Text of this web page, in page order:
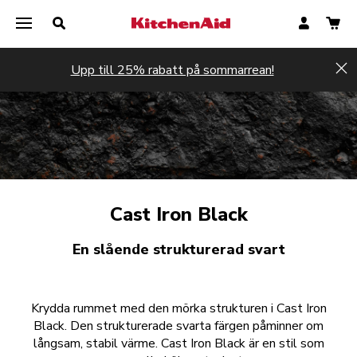
Upp till 25% rabatt på sommarrean!
Cast Iron Black
En slående strukturerad svart
Krydda rummet med den mörka strukturen i Cast Iron
Black. Den strukturerade svarta färgen påminner om
långsam, stabil värme. Cast Iron Black är en stil som